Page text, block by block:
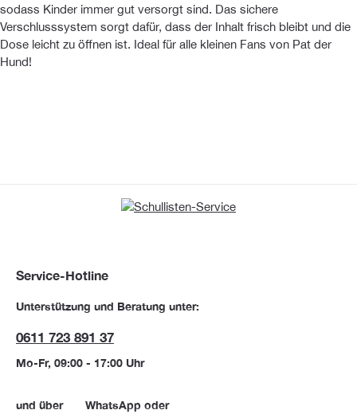
sodass Kinder immer gut versorgt sind. Das sichere
Verschlusssystem sorgt dafür, dass der Inhalt frisch bleibt und die
Dose leicht zu öffnen ist. Ideal für alle kleinen Fans von Pat der
Hund!
Service-Hotline
Unterstützung und Beratung unter:
0611 723 891 37
Mo-Fr, 09:00 - 17:00 Uhr
und über WhatsApp oder